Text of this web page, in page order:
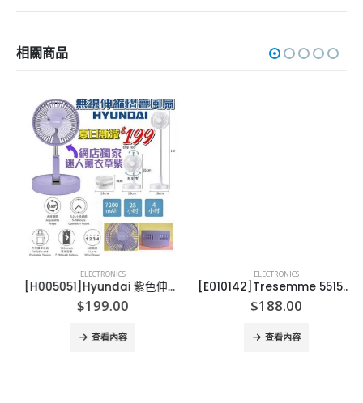
相關商品
ELECTRONICS
[H005051]Hyundai 紫色伸縮折疊無線風扇
199.00
查看內容
ELECTRONICS
[E010142]Tresemme 5515U 風筒
188.00
查看內容